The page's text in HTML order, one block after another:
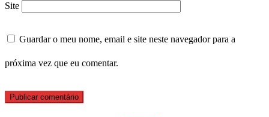
Site
Guardar o meu nome, email e site neste navegador para a
próxima vez que eu comentar.